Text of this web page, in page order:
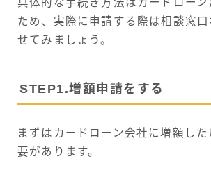
具体的な手続き方法はカードローン
ため、実際に申請する際は相談窓
せてみましょう。
STEP1.増額申請をする
まずはカードローン会社に増額し
要があります。